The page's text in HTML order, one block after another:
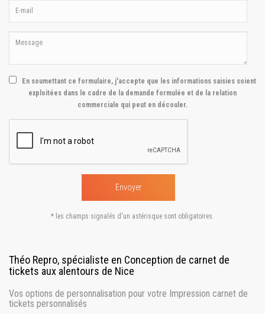
En soumettant ce formulaire, j'accepte que les informations saisies soient
exploitées dans le cadre de la demande formulée et de la relation
commerciale qui peut en découler.
* les champs signalés d'un astérisque sont obligatoires.
Théo Repro, spécialiste en Conception de carnet de
tickets aux alentours de Nice
Vos options de personnalisation pour votre Impression carnet de
tickets personnalisés